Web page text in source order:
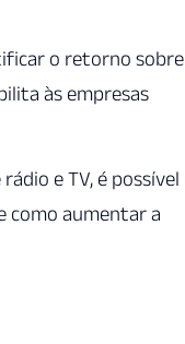
o retorno sobre
às empresas
e TV, é possível
como aumentar a